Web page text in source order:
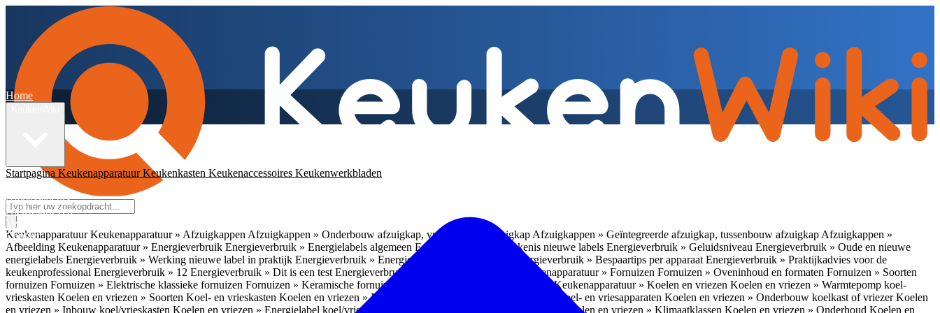
KeukenapparatuurKeukenapparatuur » Afzuigkappen Afzuigkappen » Onderbouw afzuigkap, vrijhangende afzuigkap Afzuigkappen » Geïntegreerde afzuigkap, tussenbouw afzuigkap Afzuigkappen »
Afbeelding Keukenapparatuur » Energieverbruik Energieverbruik » Energielabels algemeen Energieverbruik » Betekenis nieuwe labels Energieverbruik » Geluidsniveau Energieverbruik » Oude en nieuwe
energielabels Energieverbruik » Werking nieuwe label in praktijk Energieverbruik » Energieverbruik in de praktijk Energieverbruik » Bespaartips per apparaat Energieverbruik » Praktijkadvies voor de
keukenprofessional Energieverbruik » 12 Energieverbruik » Dit is een test Energieverbruik » 1 Keukenapparatuur » Fornuizen Fornuizen » Oveninhoud en formaten Fornuizen » Soorten
fornuizen Fornuizen » Elektrische klassieke fornuizen Fornuizen » Keramische fornuizen Keukenapparatuur » InbouwladesKeukenapparatuur » Koelen en vriezen Koelen en vriezen » Warmtepomp koel-
vrieskasten Koelen en vriezen » Soorten Koel- en vrieskasten Koelen en vriezen » Nismaten Koelen en vriezen » Vrijstaande koel- en vriesapparaten Koelen en vriezen » Onderbouw koelkast of vriezerKoelen
en vriezen » Inbouw koel/vrieskasten Koelen en vriezen » Energielabel koel/vrieskasten Koelen en vriezen » Klimaatklassen Koelen en vriezen » Onderhoud Koelen en
Home
Startpagina KeukenapparatuurKeukenkasten Keukenaccessoires Keukenwerkbladen
Ambassadeurs
Nieuwsbrieven
Veelgestelde vragen
Contact